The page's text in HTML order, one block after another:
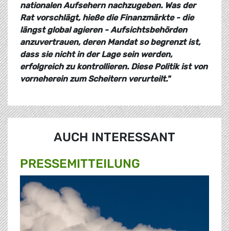
nationalen Aufsehern nachzugeben. Was der
Rat vorschlägt, hieße die Finanzmärkte - die
längst global agieren - Aufsichtsbehörden
anzuvertrauen, deren Mandat so begrenzt ist,
dass sie nicht in der Lage sein werden,
erfolgreich zu kontrollieren. Diese Politik ist von
vorneherein zum Scheitern verurteilt."
AUCH INTERESSANT
PRESSE­MITTEILUNG